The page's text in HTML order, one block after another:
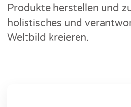
Produkte herstellen und
holistisches und
Weltbild kreieren.